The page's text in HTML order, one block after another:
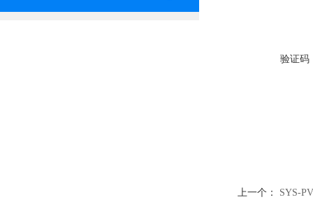
验证码
上一个： SYS-